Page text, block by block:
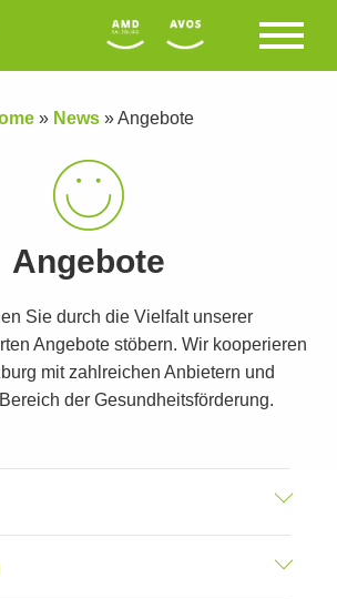
» News»Angebote
Angebote
Sie durch die Vielfalt unserer
Angebote stöbern. Wir kooperieren
mit zahlreichen Anbietern und
der Gesundheitsförderung.